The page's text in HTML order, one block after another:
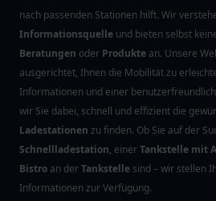
nach passenden Stationen hilft. Wir
Informationsquelle und bieten selbst
Beratungen oder Produkte an. Unsere
ausgerichtet, Ihnen die Mobilität zu
Informationen und einer
wir Sie dabei, schnell und effizient die
Ladestationen zu finden. Ob Sie auf der
Schnellladestation, einerTankstelle mit
Bistro an derTankstelle sind – wir stellen
Informationen zur Verfügung.